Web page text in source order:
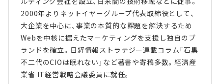
2000年よりネットイヤーグループ代表取締役として、
大企業を中心に、事業の本質的な課題を解決するため
Webを中核に据えたマーケティングを支援し独自のブ
ランドを確立。日経情報ストラテジー連載コラム「石黒
不二代のCIOは眠れない」など著書や寄稿多数。経済産
業省 IT経営戦略会議委員に就任。